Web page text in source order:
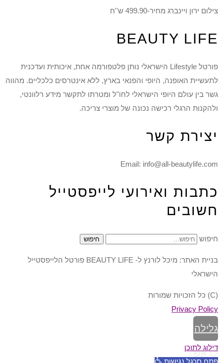
צילום ירון ויינברג מחיר-499.90 ש''ח
BEAUTY LIFE
פורטל Lifestyle הישראלי נותן פלטפורמה אחת, איכותית ועדכנית
לתעשיית האופנה, היופי והפנאי בארץ, ללא אינטרסים כלכליים. מהווה
גשר בין עולם היופי הישראלי לחו"ל ומטרתו לתקשר מידע רלוונטי,
ולהקנות הרגלי רכישה נכונה של מוצרי צריכה.
יצירת קשר
Email: info@all-beautylife.com
כתבות ואירועי לייפסטייל
חשובים
חיפוש חיפוש
בניית האתר: מיכל לורנץ ל- BEAUTY LIFE פורטל הלייפסטייל
הישראלי
(C) כל הזכויות שמורות
Privacy Policy
גלילה
לראש
דילוג לתוכן
פתח סרגל נגישות